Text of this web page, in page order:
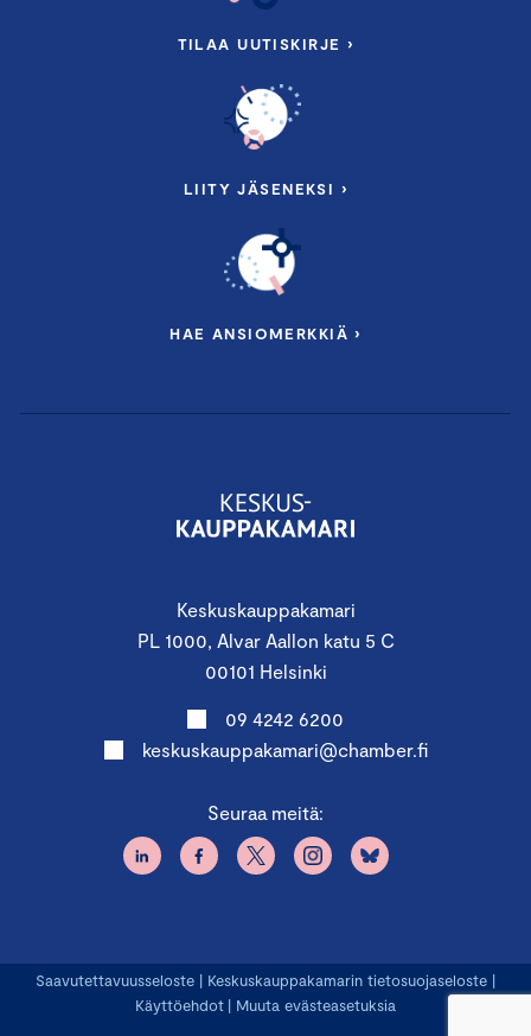
Keskuskauppakamari
PL 1000, Alvar Aallon katu 5 C
00101 Helsinki
09 4242 6200
keskuskauppakamari@chamber.fi
Seuraa meitä:
TILAA UUTISKIRJE ›
LIITY JÄSENEKSI ›
HAE ANSIOMERKKIÄ ›
Saavutettavuusseloste | Keskuskauppakamarin tietosuojaseloste |
Käyttöehdot | Muuta evästeasetuksia